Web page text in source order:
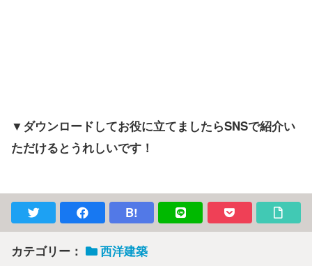
▼ダウンロードしてお役に立てましたらSNSで紹介い
ただけるとうれしいです！
B!
カテゴリー：
西洋建築